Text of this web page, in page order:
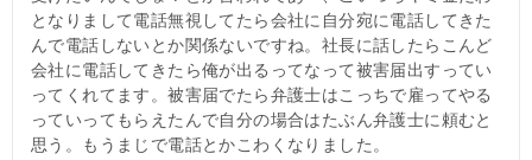
となりまして電話無視してたら会社に自分宛に電話してきた
んで電話しないとか関係ないですね。社長に話したらこんど
会社に電話してきたら俺が出るってなって被害届出すってい
ってくれてます。被害届でたら弁護士はこっちで雇ってやる
っていってもらえたんで自分の場合はたぶん弁護士に頼むと
思う。もうまじで電話とかこわくなりました。